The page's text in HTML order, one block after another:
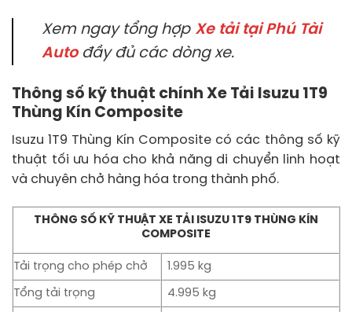
Xem ngay tổng hợp Xe tải tại Phú Tài
Autođầy đủ các dòng xe.
Thông số kỹ thuật chính Xe Tải Isuzu 1T9
Thùng Kín Composite
Isuzu 1T9 Thùng Kín Composite có các thông số kỹ
thuật tối ưu hóa cho khả năng di chuyển linh hoạt
và chuyên chở hàng hóa trong thành phố.
THÔNG SỐ KỸ THUẬT XE TẢI ISUZU 1T9 THÙNG KÍN
COMPOSITE
Tải trọng cho phép chở 1.995 kg
Tổng tải trọng 4.995 kg